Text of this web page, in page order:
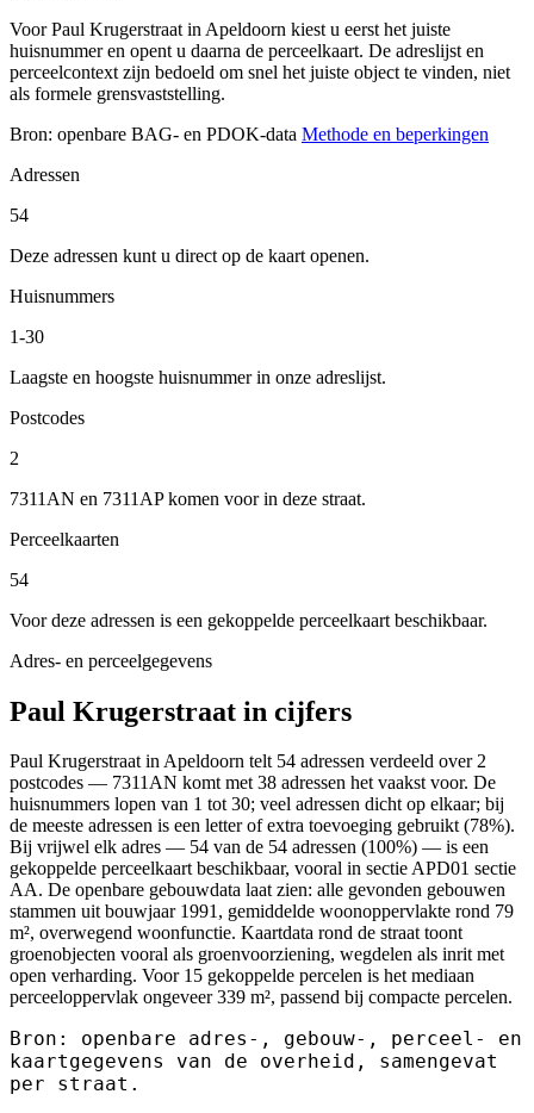
Voor Paul Krugerstraat in Apeldoorn kiest u eerst het juiste
huisnummer en opent u daarna de perceelkaart. De adreslijst en
perceelcontext zijn bedoeld om snel het juiste object te vinden, niet
als formele grensvaststelling.
Bron: openbare BAG- en PDOK-data Methode en beperkingen
Adressen
54
Deze adressen kunt u direct op de kaart openen.
Huisnummers
1-30
Laagste en hoogste huisnummer in onze adreslijst.
Postcodes
2
7311AN en 7311AP komen voor in deze straat.
Perceelkaarten
54
Voor deze adressen is een gekoppelde perceelkaart beschikbaar.
Adres- en perceelgegevens
Paul Krugerstraat in cijfers
Paul Krugerstraat in Apeldoorn telt 54 adressen verdeeld over 2
postcodes — 7311AN komt met 38 adressen het vaakst voor. De
huisnummers lopen van 1 tot 30; veel adressen dicht op elkaar; bij
de meeste adressen is een letter of extra toevoeging gebruikt (78%).
Bij vrijwel elk adres — 54 van de 54 adressen (100%) — is een
gekoppelde perceelkaart beschikbaar, vooral in sectie APD01 sectie
AA. De openbare gebouwdata laat zien: alle gevonden gebouwen
stammen uit bouwjaar 1991, gemiddelde woonoppervlakte rond 79
m², overwegend woonfunctie. Kaartdata rond de straat toont
groenobjecten vooral als groenvoorziening, wegdelen als inrit met
open verharding. Voor 15 gekoppelde percelen is het mediaan
perceeloppervlak ongeveer 339 m², passend bij compacte percelen.
Bron: openbare adres-, gebouw-, perceel- en
kaartgegevens van de overheid, samengevat
per straat.